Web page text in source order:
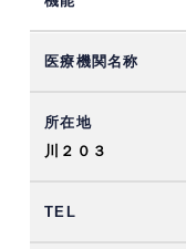
川２０３